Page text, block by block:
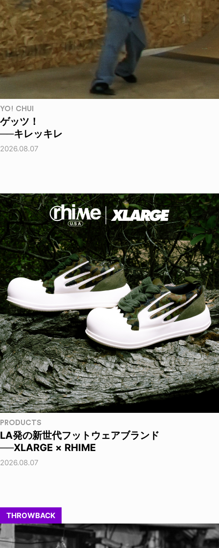
YO! CHUI
ゲッツ！
──キレッキレ
2026.08.07
PRODUCTS
LA発の新世代フットウェアブランド
──XLARGE × RHIME
2026.08.07
THROWBACK